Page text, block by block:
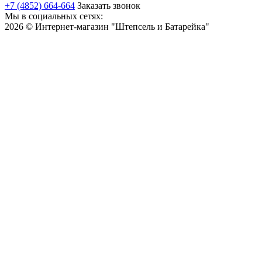
+7 (4852) 664-664 Заказать звонок
Мы в социальных сетях:
2026 © Интернет-магазин "Штепсель и Батарейка"